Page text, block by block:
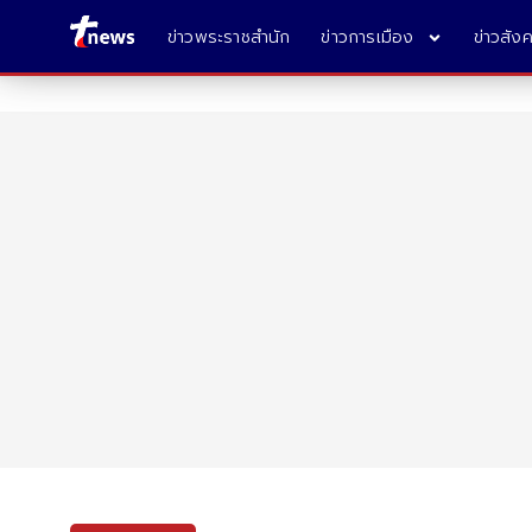
ข่าวพระราชสำนัก ข่าวการเมือง ข่าวสัง